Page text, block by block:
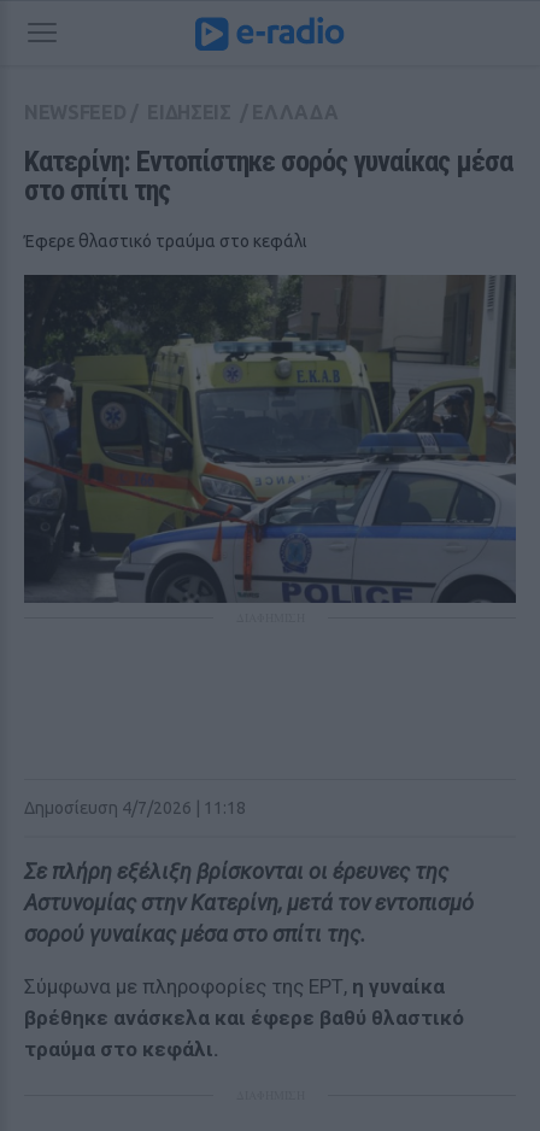
Κατερίνη: Εντοπίστηκε σορός γυναίκας μέσα
στο σπίτι της
Έφερε θλαστικό τραύμα στο κεφάλι
Δημοσίευση 4/7/2026 | 11:18
Σε πλήρη εξέλιξη βρίσκονται οι έρευνες της
Αστυνομίας στην Κατερίνη, μετά τον εντοπισμό
σορού γυναίκας μέσα στο σπίτι της.
Σύμφωνα με πληροφορίες της ΕΡΤ, η γυναίκα
βρέθηκε ανάσκελα και έφερε βαθύ θλαστικό
τραύμα στο κεφάλι.